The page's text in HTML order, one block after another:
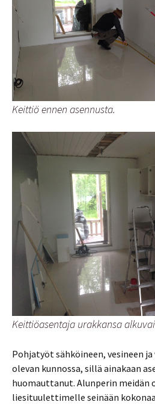
Keittiö ennen asennusta.
Keittiöasentaja urakkansa
Pohjatyöt sähköineen, vesineen
olevan kunnossa, sillä ainakaan
huomauttanut. Alunperin meidän
liesituulettimelle seinään